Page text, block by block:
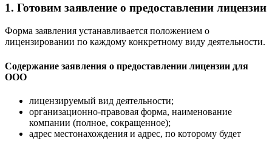
1. Готовим заявление о предоставлении лицензии
Форма заявления устанавливается положением о
лицензировании по каждому конкретному виду деятельности.
Содержание заявления о предоставлении лицензии для
ООО
лицензируемый вид деятельности;
организационно-правовая форма, наименование
компании (полное, сокращенное);
адрес местонахождения и адрес, по которому будет